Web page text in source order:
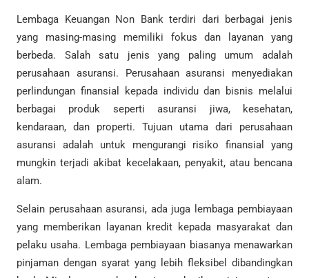
Lembaga Keuangan Non Bank terdiri dari berbagai jenis
yang masing-masing memiliki fokus dan layanan yang
berbeda. Salah satu jenis yang paling umum adalah
perusahaan asuransi. Perusahaan asuransi menyediakan
perlindungan finansial kepada individu dan bisnis melalui
berbagai produk seperti asuransi jiwa, kesehatan,
kendaraan, dan properti. Tujuan utama dari perusahaan
asuransi adalah untuk mengurangi risiko finansial yang
mungkin terjadi akibat kecelakaan, penyakit, atau bencana
alam.
Selain perusahaan asuransi, ada juga lembaga pembiayaan
yang memberikan layanan kredit kepada masyarakat dan
pelaku usaha. Lembaga pembiayaan biasanya menawarkan
pinjaman dengan syarat yang lebih fleksibel dibandingkan